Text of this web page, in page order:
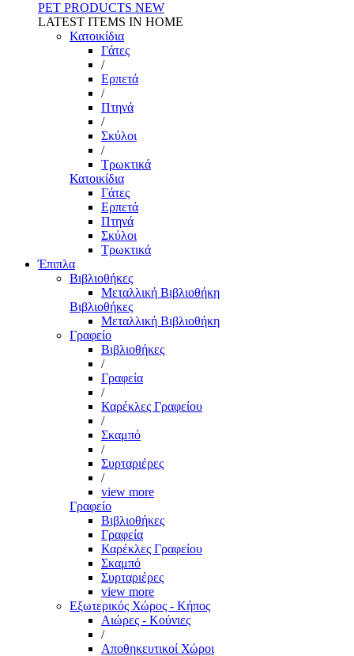
PET PRODUCTS NEW
LATEST ITEMS IN HOME
Κατοικίδια
Γάτες
/
Ερπετά
/
Πτηνά
/
Σκύλοι
/
Τρωκτικά
Κατοικίδια
Γάτες
Ερπετά
Πτηνά
Σκύλοι
Τρωκτικά
Έπιπλα
Βιβλιοθήκες
Μεταλλική Βιβλιοθήκη
Βιβλιοθήκες
Μεταλλική Βιβλιοθήκη
Γραφείο
Βιβλιοθήκες
/
Γραφεία
/
Καρέκλες Γραφείου
/
Σκαμπό
/
Συρταριέρες
/
view more
Γραφείο
Βιβλιοθήκες
Γραφεία
Καρέκλες Γραφείου
Σκαμπό
Συρταριέρες
view more
Εξωτερικός Χώρος - Κήπος
Αιώρες - Κούνιες
/
Αποθηκευτικοί Χώροι